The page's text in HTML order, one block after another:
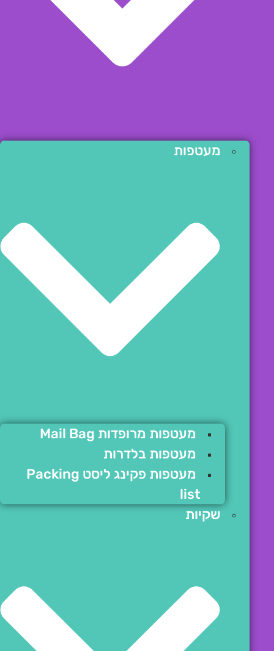
מעטפות
מעטפות מרופדות Mail Bag
מעטפות בלדרות
מעטפות פקינג ליסט Packing
list
שקיות